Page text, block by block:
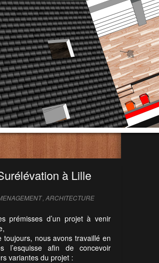
à Lille
, ARCHITECTURE
prémisses d’un projet à venir
toujours, nous avons travaillé en
l’esquisse afin de concevoir
variantes du projet :